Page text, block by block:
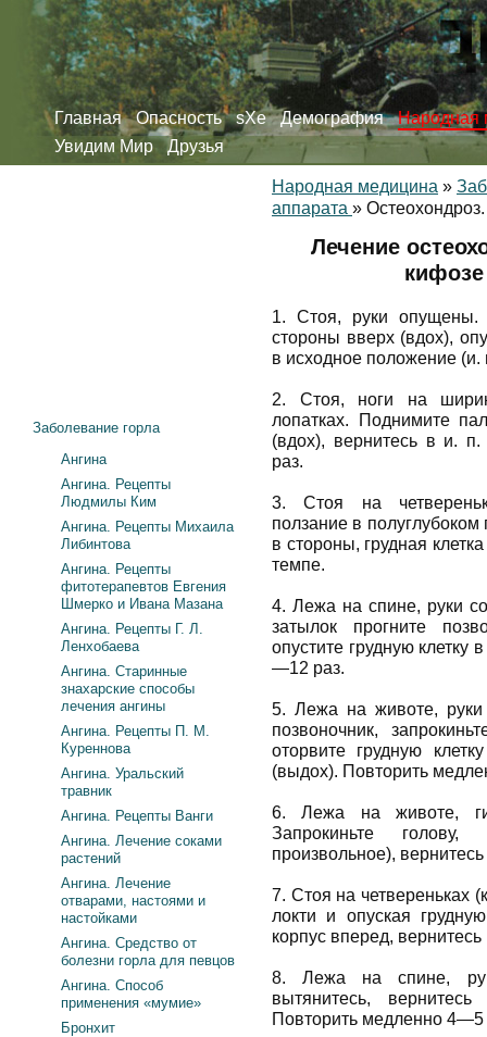
Главная Опасность sXe Демография
Народная
Увидим Мир
Друзья
Народная медицина »
аппарата »
Лечение
1. Стоя, руки опущены.
стороны вверх (вдох),
в исходное положение
2. Стоя, ноги на
лопатках. Поднимите
(вдох), вернитесь в и.
раз.
3. Стоя на
ползание в
в стороны, грудная
темпе.
4. Лежа на спине, руки
затылок прогните
опустите грудную
—12 раз.
5. Лежа на животе,
позвоночник,
оторвите грудную
(выдох). Повторить
6. Лежа на животе,
Запрокиньте голову,
произвольное),
7. Стоя на четвереньках
локти и опуская
корпус вперед,
8. Лежа на спине,
вытянитесь,
Повторить медленно 4—5
Заболевание горла
Ангина
Ангина. Рецепты
Людмилы Ким
Ангина. Рецепты Михаила
Либинтова
Ангина. Рецепты
фитотерапевтов Евгения
Шмерко и Ивана Мазана
Ангина. Рецепты Г. Л.
Ленхобаева
Ангина. Старинные
знахарские способы
лечения ангины
Ангина. Рецепты П. М.
Куреннова
Ангина. Уральский
травник
Ангина. Рецепты Ванги
Ангина. Лечение соками
растений
Ангина. Лечение
отварами, настоями и
настойками
Ангина. Средство от
болезни горла для певцов
Ангина. Способ
применения «мумие»
Бронхит